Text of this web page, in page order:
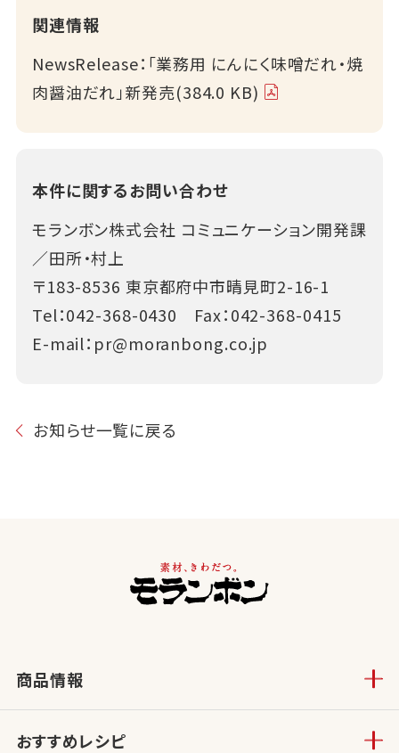
関連情報
NewsRelease：「業務用 にんにく味噌だれ・焼
肉醤油だれ」新発売(384.0 KB)
本件に関するお問い合わせ
モランボン株式会社 コミュニケーション開発課
／田所・村上
〒183-8536 東京都府中市晴見町2-16-1
Tel：042-368-0430 Fax：042-368-0415
E-mail： pr@moranbong.co.jp
お知らせ一覧に戻る
商品情報
おすすめレシピ